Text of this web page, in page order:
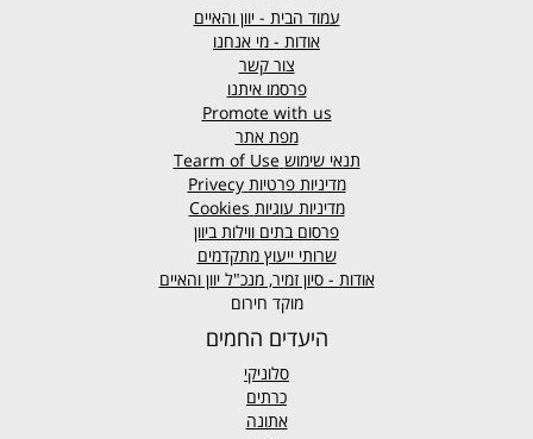
עמוד הבית - יוון והאיים
אודות - מי אנחנו
צור קשר
פרסמו איתנו
Promote with us
מפת אתר
תנאי שימוש
מדיניות פרטיות Privecy
מדיניות עוגיות Cookies
פרסום בתים ווילות ביוון
שרותי ייעוץ מתקדמים
אודות - סיון זמיר, מנכ"ל יוון והאיים
מוקד חירום
היעדים החמים
סלוניקי
כרתים
אתונה